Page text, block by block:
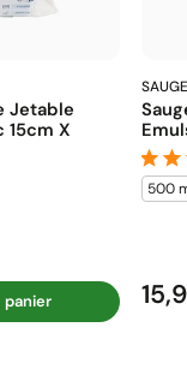
Jetable
15cm X
panier
500
Prix